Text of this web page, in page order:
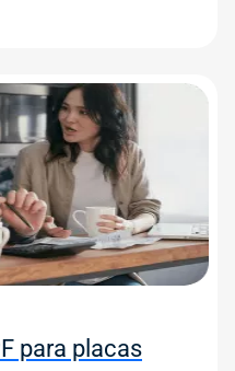
para placas